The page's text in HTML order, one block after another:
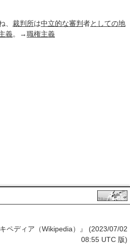
、 裁判所は中立的な審判者としての地
義。→職権主義
ペディア（Wikipedia）』 (2023/07/02
08:55 UTC 版)